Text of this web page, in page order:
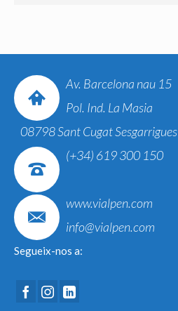
Av. Barcelona nau 15
Pol. Ind. La Masia
08798 Sant Cugat Sesgarrigues
(+34) 619 300 150
www.vialpen.com
info@vialpen.com
Segueix-nos a: